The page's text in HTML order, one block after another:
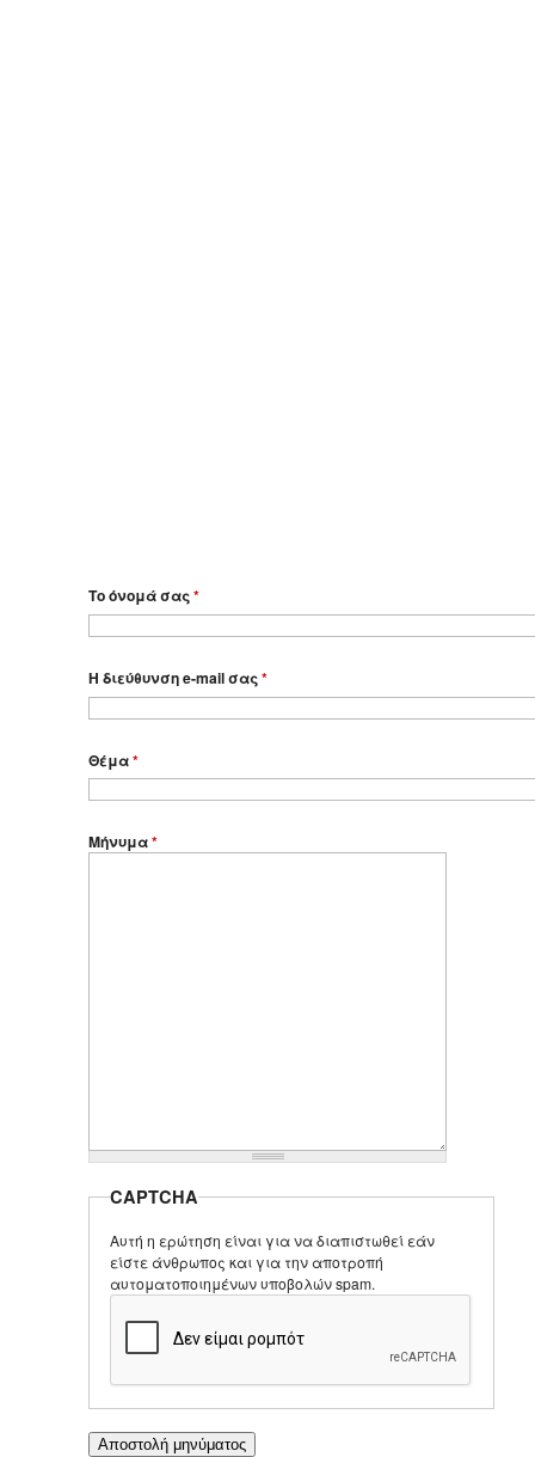
Το όνομά σας*
Η διεύθυνση e-mail σας*
Θέμα*
Μήνυμα*
CAPTCHA
Αυτή η ερώτηση είναι για να διαπιστωθεί εάν
είστε άνθρωπος και για την αποτροπή
αυτοματοποιημένων υποβολών spam.